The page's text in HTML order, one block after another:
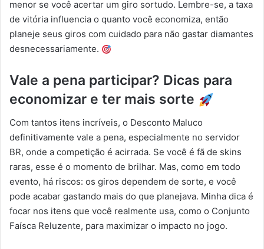
menor se você acertar um giro sortudo. Lembre-se, a taxa
de vitória influencia o quanto você economiza, então
planeje seus giros com cuidado para não gastar diamantes
desnecessariamente.
Vale a pena participar? Dicas para
economizar e ter mais sorte
Com tantos itens incríveis, o Desconto Maluco
definitivamente vale a pena, especialmente no servidor
BR, onde a competição é acirrada. Se você é fã de skins
raras, esse é o momento de brilhar. Mas, como em todo
evento, há riscos: os giros dependem de sorte, e você
pode acabar gastando mais do que planejava. Minha dica é
focar nos itens que você realmente usa, como o Conjunto
Faísca Reluzente, para maximizar o impacto no jogo.